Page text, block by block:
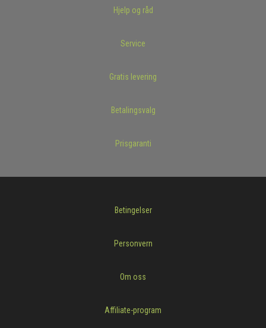
Hjelp og råd
Service
Gratis levering
Betalingsvalg
Prisgaranti
Betingelser
Personvern
Om oss
Affiliate-program